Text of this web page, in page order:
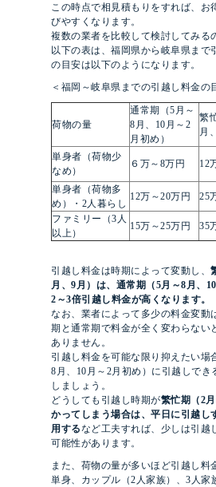
この時点で相見積もりをすれば、お
びやすくなります。
複数の業者を比較して検討してみる
以下の表は、福岡県から岐阜県まで
の目安は以下のようになります。
＜福岡～岐阜県までの引越し料金の
荷物の量
通常期（5月～
8月、10月～2
月初め）
繁
月
単身者（荷物少
なめ）
６万～8万円 12
単身者（荷物多
め）・2人暮らし
12万～20万円
25
ファミリー（3人
以上）
15万～25万円 35
引越し料金は時期によって変動し、
月、9月）は、通常期（5月～8月、
2～3倍引越し料金が高くなります。
なお、業者によって多少の料金変動
期と通常期で料金が全く変わらない
ありません。
引越し料金を可能な限り抑えたい場
8月、10月～2月初め）に引越しでき
しましょう。
どうしても引越し時期が繁忙期（2
かってしまう場合は、平日に引越し
用するなど工夫すれば、少しは引越
可能性があります。
また、荷物の量が多いほど引越し料
単身、カップル（2人家族）、3人家